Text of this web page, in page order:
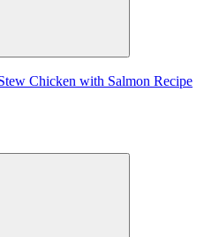
Chicken with Salmon Recipe